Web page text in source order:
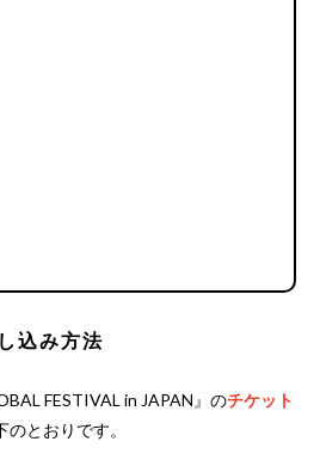
込み方法
FESTIVAL in JAPAN』のチケット
のとおりです。